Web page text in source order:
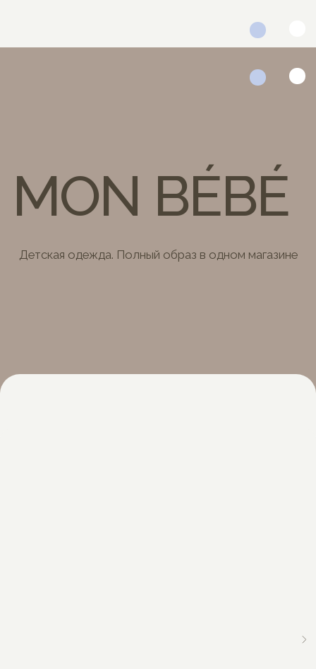
Детская одежда. Полный образ в одном магазине